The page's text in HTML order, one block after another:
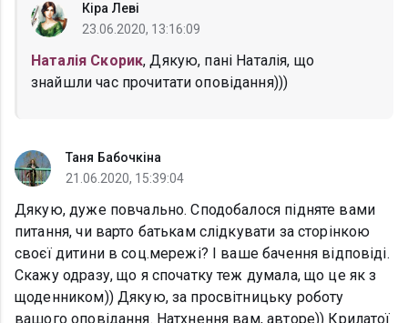
Кіра Леві
23.06.2020, 13:16:09
Наталія Скорик, Дякую, пані Наталія, що
знайшли час прочитати оповідання)))
Таня Бабочкіна
21.06.2020, 15:39:04
Дякую, дуже повчально. Сподобалося підняте вами
питання, чи варто батькам слідкувати за сторінкою
своєї дитини в соц.мережі? І ваше бачення відповіді.
Скажу одразу, що я спочатку теж думала, що це як з
щоденником)) Дякую, за просвітницьку роботу
вашого оповідання. Натхнення вам, авторе)) Крилатої